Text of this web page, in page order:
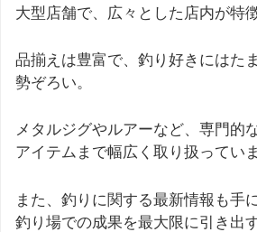
大型店舗で、広々とした店内が特
品揃えは豊富で、釣り好きにはた
勢ぞろい。
メタルジグやルアーなど、専門的
アイテムまで幅広く取り扱っていま
また、釣りに関する最新情報も手
釣り場での成果を最大限に引き出